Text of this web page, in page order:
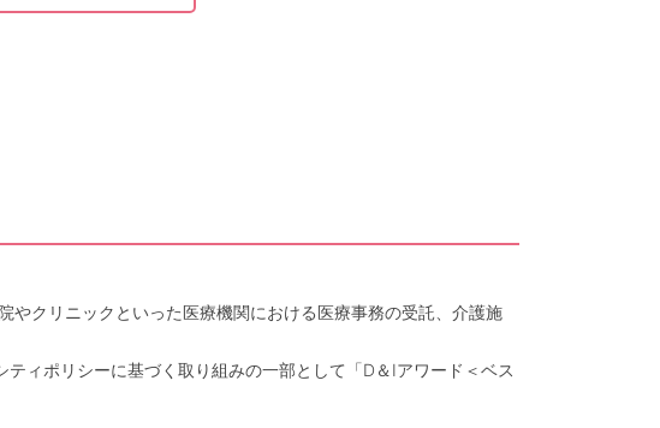
クリニックといった医療機関における医療事務の受託、介護施
ィポリシーに基づく取り組みの一部として「D＆Iアワード＜ベス